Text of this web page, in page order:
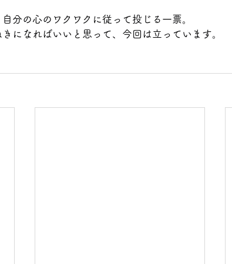
分の心のワクワクに従って投じる一票。
になればいいと思って、今回は立っています。